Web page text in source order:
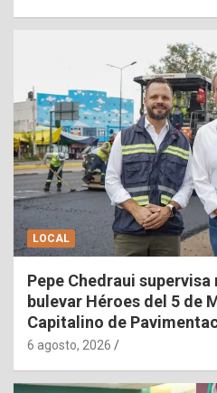
LOCAL
Pepe Chedraui
bulevar Héroes del 5 de
Capitalino de
6 agosto, 2026